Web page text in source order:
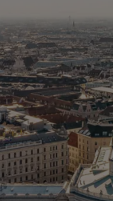
へ
ジ
の
ト
ッ
プ
へ
非
表
示